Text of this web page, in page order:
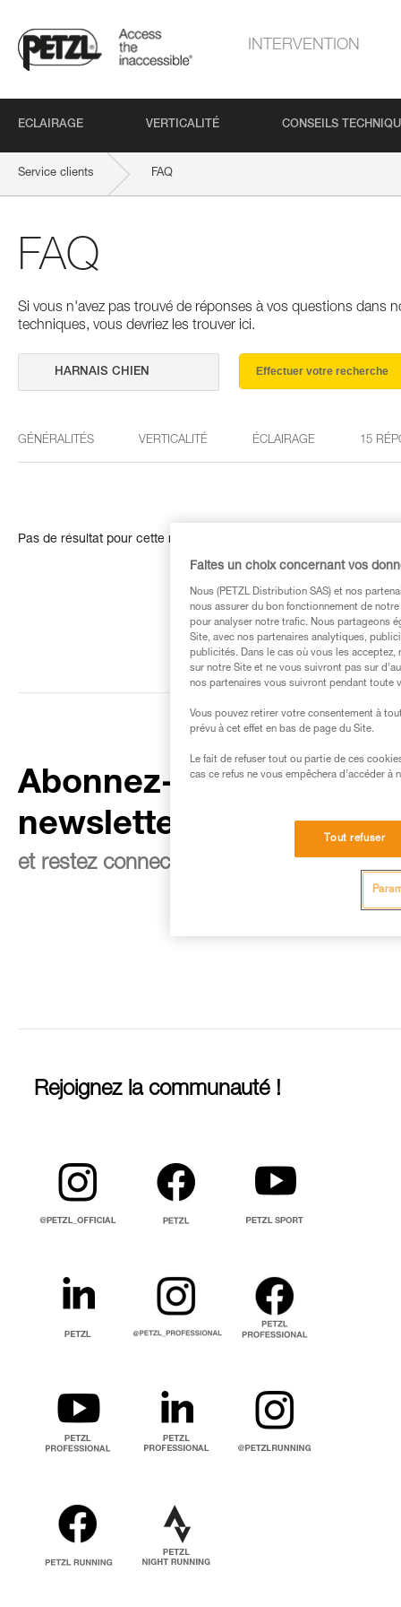
INTERVENTION
ECLAIRAGE VERTICALITÉ CONSEILS
Service clients FAQ
FAQ
Si vous n'avez pas trouvé de réponses à vos questions dans
techniques, vous devriez les trouver ici.
Effectuer votre recherche
GÉNÉRALITÉS VERTICALITÉ ÉCLAIRAGE 15
Pas de résultat pour cette recherche
Abonnez-vous à la
newsletter
et restez connecté à notre actualité
Rejoignez la communauté !
Faites un choix concernant vos
Nous (PETZL Distribution SAS) et nos
nous assurer du bon fonctionnement de
pour analyser notre trafic. Nous partageons
Site, avec nos partenaires analytiques,
publicités. Dans le cas où vous les
sur notre Site et ne vous suivront pas sur
nos partenaires vous suivront pendant toute
Vous pouvez retirer votre consentement à
prévu à cet effet en bas de page du Site.
Le fait de refuser tout ou partie de ces
cas ce refus ne vous empêchera d’accéder à
Tout refuser